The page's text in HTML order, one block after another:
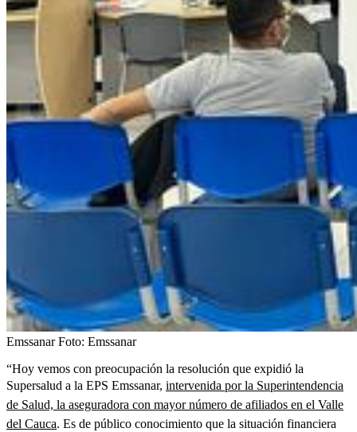
EmssanarFoto: Emssanar
“Hoy vemos con preocupación la resolución que expidió la
Supersalud a la EPS Emssanar, intervenida por la Superintendencia
de Salud, la aseguradora con mayor número de afiliados en el Valle
del Cauca. Es de público conocimiento que la situación financiera